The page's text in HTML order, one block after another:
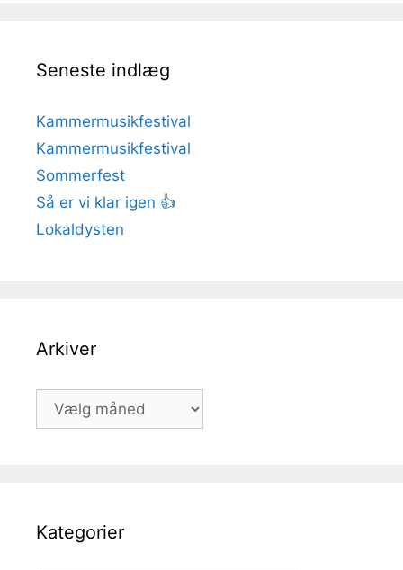
Seneste indlæg
Kammermusikfestival
Kammermusikfestival
Sommerfest
Så er vi klar igen 👍
Lokaldysten
Arkiver
Arkiver
Kategorier